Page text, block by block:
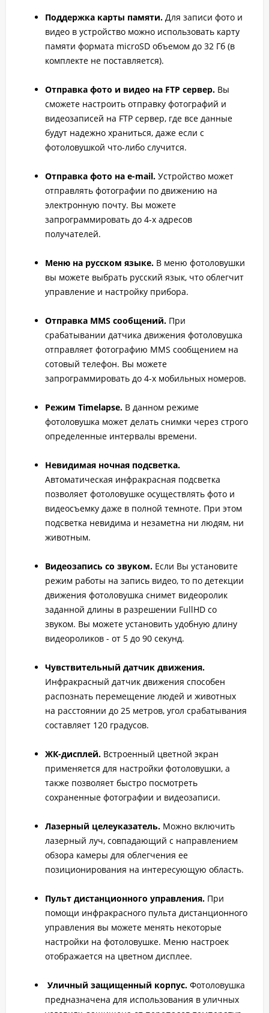
Поддержка карты памяти. Для записи фото и
видео в устройство можно использовать карту
памяти формата microSD объемом до 32 Гб (в
комплекте не поставляется).
Отправка фото и видео на FTP сервер. Вы
сможете настроить отправку фотографий и
видеозаписей на FTP сервер, где все данные
будут надежно храниться, даже если с
фотоловушкой что-либо случится.
Отправка фото на e-mail. Устройство может
отправлять фотографии по движению на
электронную почту. Вы можете
запрограммировать до 4-х адресов
получателей.
Меню на русском языке. В меню фотоловушки
вы можете выбрать русский язык, что облегчит
управление и настройку прибора.
Отправка MMS сообщений. При
срабатывании датчика движения фотоловушка
отправляет фотографию MMS сообщением на
сотовый телефон. Вы можете
запрограммировать до 4-х мобильных номеров.
Режим Timelapse. В данном режиме
фотоловушка может делать снимки через строго
определенные интервалы времени.
Невидимая ночная подсветка.
Автоматическая инфракрасная подсветка
позволяет фотоловушке осуществлять фото и
видеосъемку даже в полной темноте. При этом
подсветка невидима и незаметна ни людям, ни
животным.
Видеозапись со звуком. Если Вы установите
режим работы на запись видео, то по детекции
движения фотоловушка снимет видеоролик
заданной длины в разрешении FullHD со
звуком. Вы можете установить удобную длину
видеороликов - от 5 до 90 секунд.
Чувствительный датчик движения.
Инфракрасный датчик движения способен
распознать перемещение людей и животных
на расстоянии до 25 метров, угол срабатывания
составляет 120 градусов.
ЖК-дисплей. Встроенный цветной экран
применяется для настройки фотоловушки, а
также позволяет быстро посмотреть
сохраненные фотографии и видеозаписи.
Лазерный целеуказатель. Можно включить
лазерный луч, совпадающий с направлением
обзора камеры для облегчения ее
позиционирования на интересующую область.
Пульт дистанционного управления. При
помощи инфракрасного пульта дистанционного
управления вы можете менять некоторые
настройки на фотоловушке. Меню настроек
отображается на цветном дисплее.
Уличный защищенный корпус. Фотоловушка
предназначена для использования в уличных